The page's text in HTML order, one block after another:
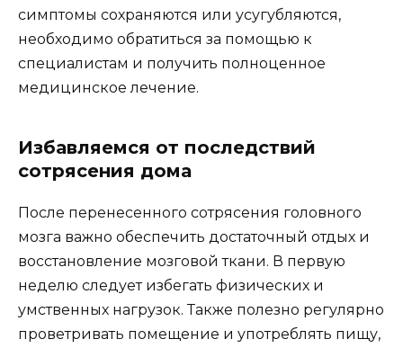
симптомы сохраняются или усугубляются,
необходимо обратиться за помощью к
специалистам и получить полноценное
медицинское лечение.
Избавляемся от последствий
сотрясения дома
После перенесенного сотрясения головного
мозга важно обеспечить достаточный отдых и
восстановление мозговой ткани. В первую
неделю следует избегать физических и
умственных нагрузок. Также полезно регулярно
проветривать помещение и употреблять пищу,